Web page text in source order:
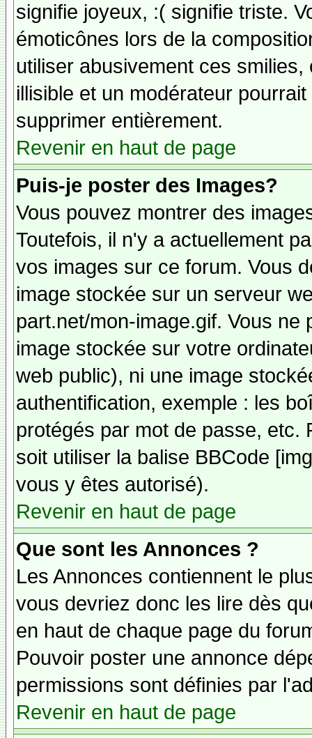
signifie joyeux, :( signifie triste.
émoticônes lors de la
utiliser abusivement ces
illisible et un modérateur
supprimer entièrement.
Revenir en haut de page
Puis-je poster des Images?
Vous pouvez montrer des
Toutefois, il n'y a actuellement
vos images sur ce forum. Vous
image stockée sur un serveur
part.net/mon-image.gif. Vous
image stockée sur votre
web public), ni une image
authentification, exemple : les
protégés par mot de passe, etc.
soit utiliser la balise BBCode
vous y êtes autorisé).
Revenir en haut de page
Que sont les Annonces ?
Les Annonces contiennent le
vous devriez donc les lire dès
en haut de chaque page du
Pouvoir poster une annonce
permissions sont définies par
Revenir en haut de page